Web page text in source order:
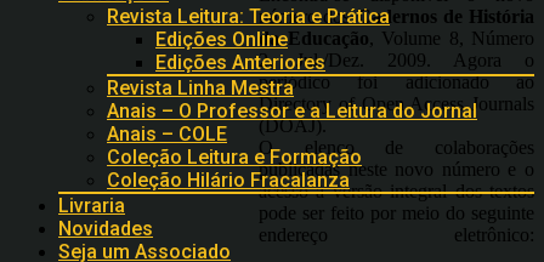
Revista Leitura: Teoria e Prática
Edições Online
Edições Anteriores
Revista Linha Mestra
Anais – O Professor e a Leitura do Jornal
Anais – COLE
Coleção Leitura e Formação
Coleção Hilário Fracalanza
Livraria
Novidades
Seja um Associado
número dosCadernos de História
da Educação, Volume 8, Número
2, Jul./Dez. 2009. Agora o
periódico foi adicionado ao
Directory of Open Access Journals
(DOAJ).
O elenco de colaborações
publicadas neste novo número e o
acesso à versão integral dos textos
pode ser feito por meio do seguinte
endereço eletrônico: